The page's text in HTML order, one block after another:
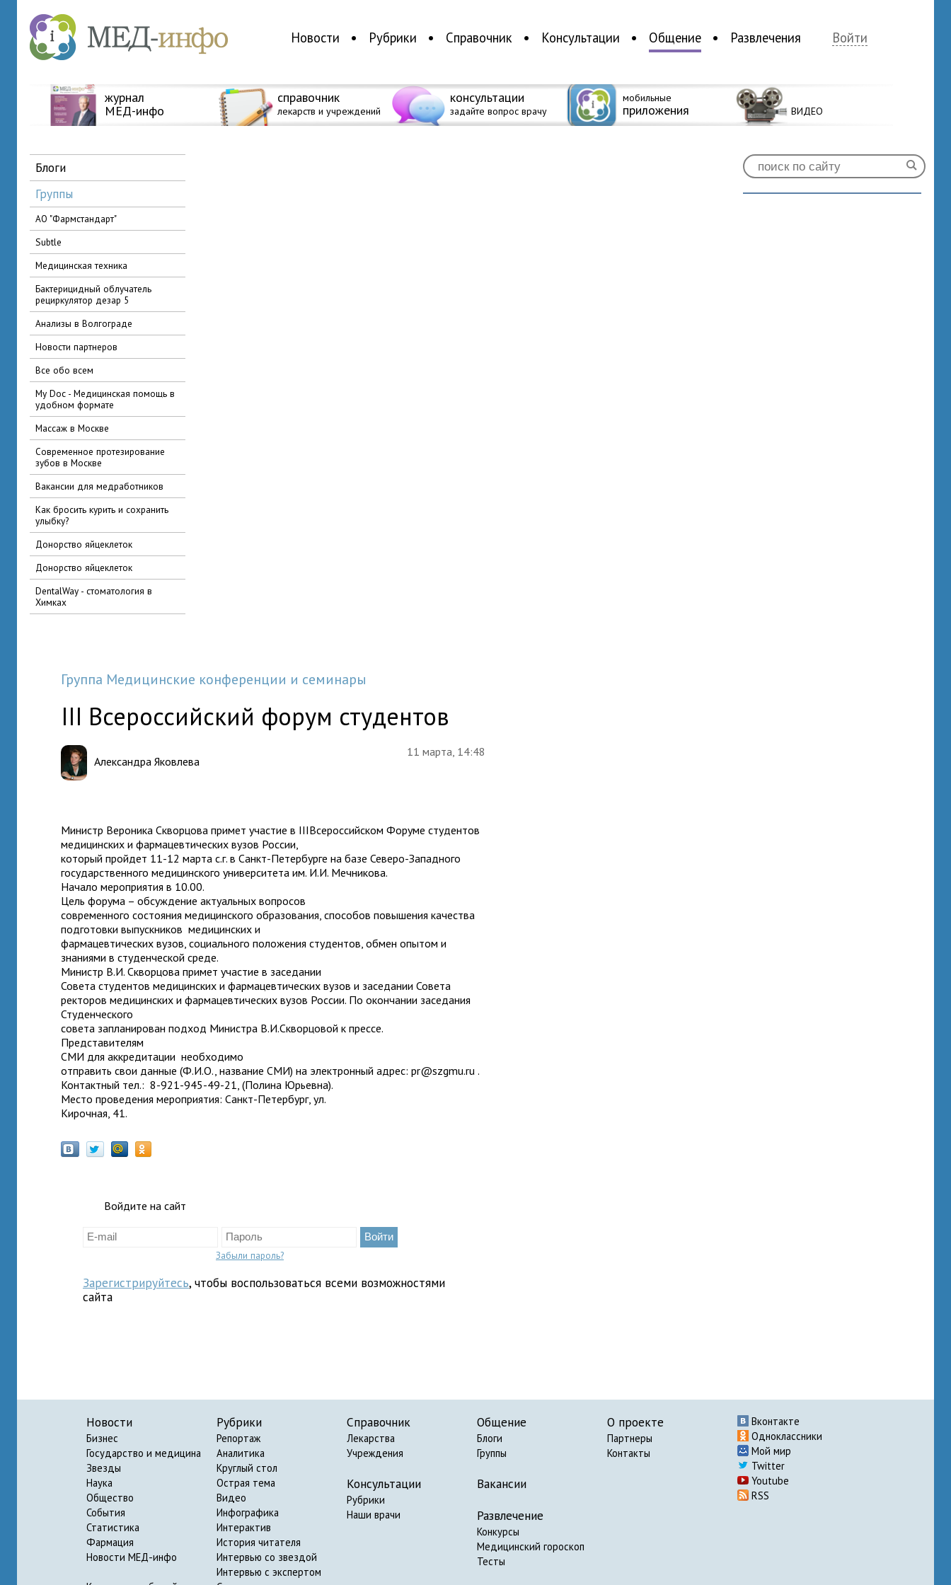
Новости Рубрики Справочник Консультации Общение Развлечения Войти
журнал
МЕД-инфо
справочник
лекарств и учреждений
консультации
задайте вопрос врачу
мобильные
приложения ВИДЕО
блоги
группы
АО "Фармстандарт"
Subtle
медицинская техника
бактерицидный облучатель
рециркулятор дезар 5
Анализы в Волгограде
Новости партнеров
Все обо всем
My Doc - Медицинская помощь в
удобном формате
Массаж в Москве
Современное протезирование
зубов в Москве
вакансии для медработников
Как бросить курить и сохранить
улыбку?
Донорство яйцеклеток
Донорство яйцеклеток
DentalWay - стоматология в
Химках
Группа Медицинские конференции и семинары
III Всероссийский форум студентов
Александра Яковлева
11 марта, 14:48
Министр Вероника Скворцова примет участие в IIIВсероссийском Форуме студентов
медицинских и фармацевтических вузов России,
который пройдет 11-12 марта c.г. в Санкт-Петербурге на базе Северо-Западного
государственного медицинского университета им. И.И. Мечникова.
Начало мероприятия в 10.00.
Цель форума – обсуждение актуальных вопросов
современного состояния медицинского образования, способов повышения качества
подготовки выпускников медицинских и
фармацевтических вузов, социального положения студентов, обмен опытом и
знаниями в студенческой среде.
Министр В.И. Скворцова примет участие в заседании
Совета студентов медицинских и фармацевтических вузов и заседании Совета
ректоров медицинских и фармацевтических вузов России. По окончании заседания
Студенческого
совета запланирован подход Министра В.И.Скворцовой к прессе.
Представителям
СМИ для аккредитации необходимо
отправить свои данные (Ф.И.О., название СМИ) на электронный адрес: pr@szgmu.ru .
Контактный тел.: 8-921-945-49-21, (Полина Юрьевна).
Место проведения мероприятия: Санкт-Петербург, ул.
Кирочная, 41.
Войдите на сайт
Забыли пароль?
Зарегистрируйтесь, чтобы воспользоваться всеми возможностями
сайта
Новости
Бизнес
Государство и медицина
Звезды
Наука
Общество
События
Статистика
Фармация
Новости МЕД-инфо
Рубрики
Репортаж
Аналитика
Круглый стол
Острая тема
Видео
Инфографика
Интерактив
История читателя
Интервью со звездой
Интервью с экспертом
Справочник
Лекарства
Учреждения
Консультации
Рубрики
Наши врачи
Общение
Блоги
Группы
Вакансии
Развлечение
Конкурсы
Медицинский гороскоп
Тесты
О проекте
Партнеры
Контакты
Вконтакте
Одноклассники
Мой мир
Twitter
Youtube
RSS